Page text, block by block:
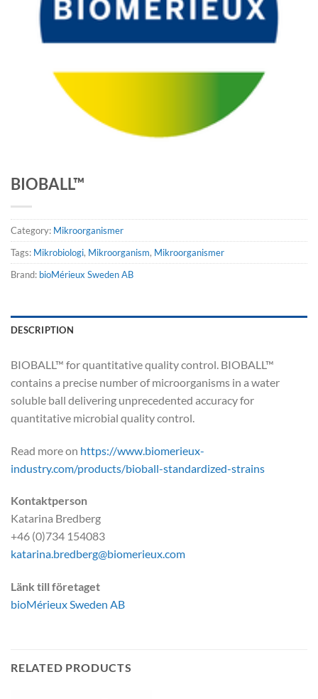
BIOBALL™
Category: Mikroorganismer
Tags: Mikrobiologi, Mikroorganism, Mikroorganismer
Brand: bioMérieux Sweden AB
DESCRIPTION
BIOBALL™ for quantitative quality control. BIOBALL™
contains a precise number of microorganisms in a water
soluble ball delivering unprecedented accuracy for
quantitative microbial quality control.
Read more on https://www.biomerieux-
industry.com/products/bioball-standardized-strains
Kontaktperson
Katarina Bredberg
+46 (0)734 154083
katarina.bredberg@biomerieux.com
Länk till företaget
bioMérieux Sweden AB
RELATED PRODUCTS